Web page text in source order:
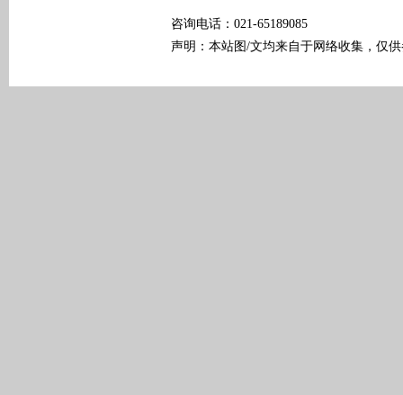
咨询电话：021-65189085
声明：本站图/文均来自于网络收集，仅